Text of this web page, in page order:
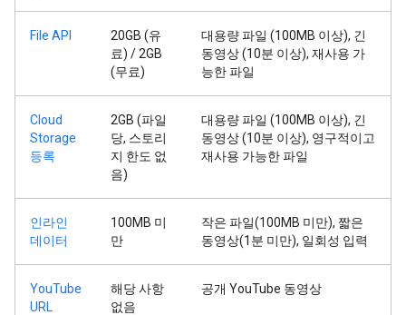
File API
20GB (유
료) / 2GB
(무료)
대용량 파일 (100MB 이상), 긴
동영상 (10분 이상), 재사용 가
능한 파일
Cloud
Storage
등록
2GB (파일
당, 스토리
지 한도 없
음)
대용량 파일 (100MB 이상), 긴
동영상 (10분 이상), 영구적이고
재사용 가능한 파일
인라인
데이터
100MB 미
만
작은 파일(100MB 미만), 짧은
동영상(1분 미만), 일회성 입력
YouTube
URL
해당 사항
없음
공개 YouTube 동영상